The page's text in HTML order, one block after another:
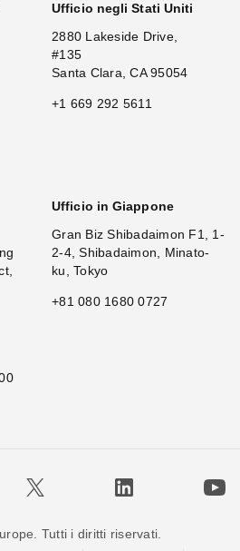
Ufficio negli Stati Uniti
2880 Lakeside Drive,
#135
Santa Clara, CA 95054
+1 669 292 5611
Ufficio in Giappone
Gran Biz Shibadaimon F1, 1-
2-4, Shibadaimon, Minato-
ku, Tokyo
+81 080 1680 0727
Tutti i diritti riservati.